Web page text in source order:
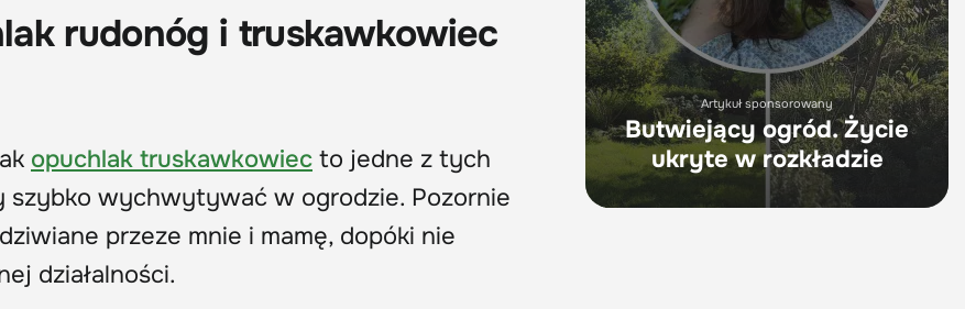
rudonóg i truskawkowiec
opuchlak truskawkowiec to jedne z tych
szybko wychwytywać w ogrodzie. Pozornie
przeze mnie i mamę, dopóki nie
działalności.
Artykuł sponsorowany
Butwiejący ogród. Życie
ukryte w rozkładzie